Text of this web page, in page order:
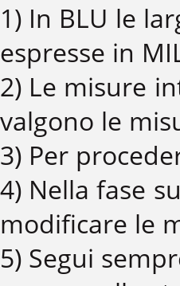
1) In BLU le
espresse in
2) Le misure
valgono le
3) Per
4) Nella fase
modificare le
5) Segui